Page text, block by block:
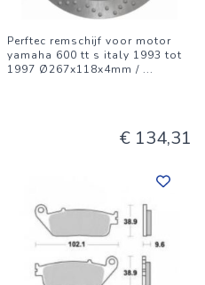
Perftec remschijf voor motor
yamaha 600 tt s italy 1993 tot
1997 Ø267x118x4mm / ...
€ 134,31